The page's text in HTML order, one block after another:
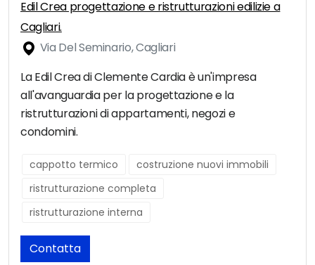
Edil Crea progettazione e ristrutturazioni edilizie a
Cagliari.
Via Del Seminario, Cagliari
La Edil Crea di Clemente Cardia è un'impresa
all'avanguardia per la progettazione e la
ristrutturazioni di appartamenti, negozi e
condomini.
cappotto termico
costruzione nuovi immobili
ristrutturazione completa
ristrutturazione interna
Contatta